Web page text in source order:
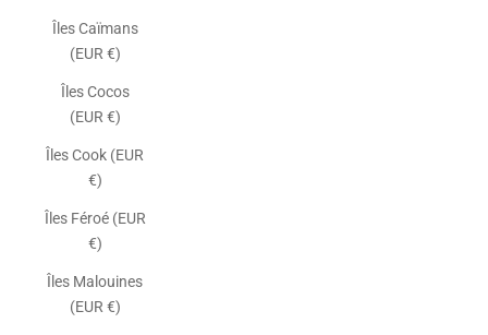
Îles Caïmans
(EUR €)
Îles Cocos
(EUR €)
Îles Cook (EUR
€)
Îles Féroé (EUR
€)
Îles Malouines
(EUR €)